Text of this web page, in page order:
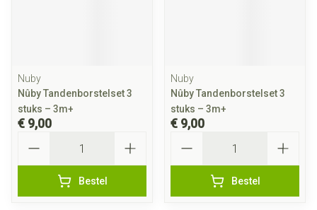
Nuby
Nûby Tandenborstelset 3
stuks – 3m+
€ 9,00
Bestel
Nuby
Nûby Tandenborstelset 3
stuks – 3m+
€ 9,00
Bestel